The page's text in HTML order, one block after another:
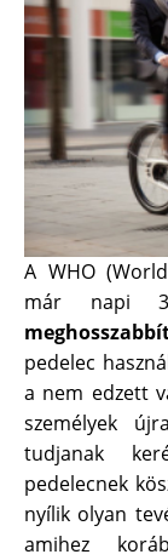
A WHO
már napi
pedelec
a nem edzett
személyek
tudjanak
pedelecnek
nyílik olyan
amihez